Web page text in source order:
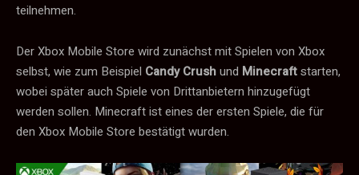
teilnehmen.
Der Xbox Mobile Store wird zunächst mit Spielen von Xbox
selbst, wie zum Beispiel Candy Crushund Minecraftstarten,
wobei später auch Spiele von Drittanbietern hinzugefügt
werden sollen. Minecraft ist eines der ersten Spiele, die für
den Xbox Mobile Store bestätigt wurden.